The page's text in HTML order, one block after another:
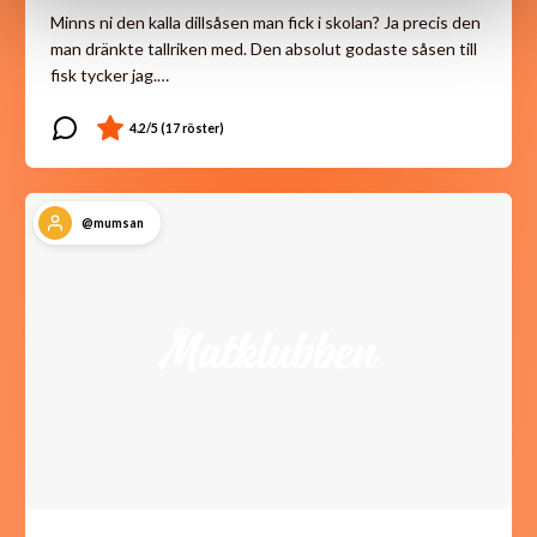
Minns ni den kalla dillsåsen man fick i skolan? Ja precis den
man dränkte tallriken med. Den absolut godaste såsen till
fisk tycker jag.…
@mumsan